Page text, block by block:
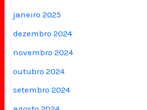
janeiro 2025
dezembro 2024
novembro 2024
outubro 2024
setembro 2024